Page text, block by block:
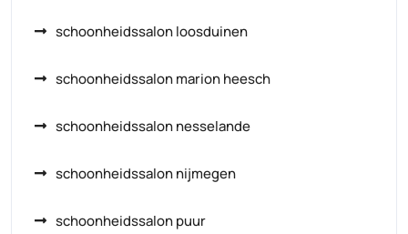
schoonheidssalon loosduinen
schoonheidssalon marion heesch
schoonheidssalon nesselande
schoonheidssalon nijmegen
schoonheidssalon puur